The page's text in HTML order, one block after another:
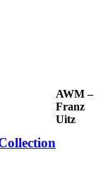
AWM –
Franz
Uitz